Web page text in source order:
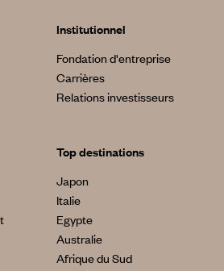
Institutionnel
Fondation d'entreprise
Carrières
Relations investisseurs
Top destinations
Japon
Italie
Egypte
Australie
Afrique du Sud